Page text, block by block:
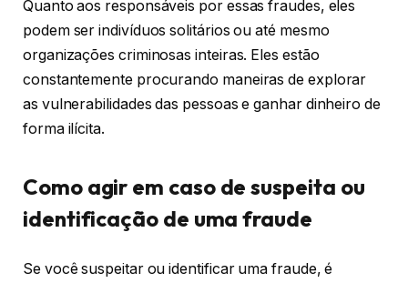
Quanto aos responsáveis por essas fraudes, eles
podem ser indivíduos solitários ou até mesmo
organizações criminosas inteiras. Eles estão
constantemente procurando maneiras de explorar
as vulnerabilidades das pessoas e ganhar dinheiro de
forma ilícita.
Como agir em caso de suspeita ou
identificação de uma fraude
Se você suspeitar ou identificar uma fraude, é